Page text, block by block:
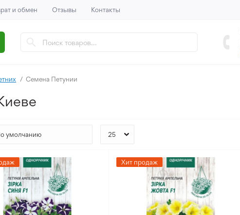
и обмен Отзывы Контакты
Семена Петунии
Хит продаж